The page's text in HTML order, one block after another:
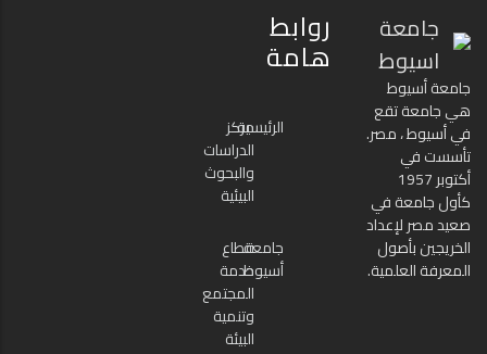
جامعة
اسيوط
جامعة أسيوط
هي جامعة تقع
في أسيوط ، مصر.
تأسست في
أكتوبر 1957
كأول جامعة في
صعيد مصر لإعداد
الخريجين بأصول
المعرفة العلمية.
روابط
هامة
الرئيسية
مركز
الدراسات
والبحوث
البيئية
جامعة
أسيوط
قطاع
خدمة
المجتمع
وتنمية
البيئة